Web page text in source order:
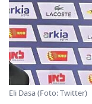
Eli Dasa (Foto: Twitter)